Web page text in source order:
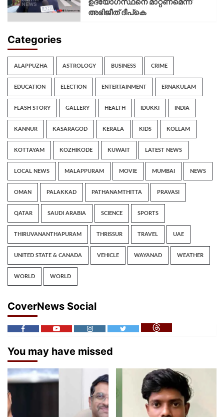
അഭിജീത് ദീപ്‌കെ
Categories
ALAPPUZHA ASTROLOGY BUSINESS CRIME
EDUCATION ELECTION ENTERTAINMENT ERNAKULAM
FLASH STORY GALLERY HEALTH IDUKKI INDIA
KANNUR KASARAGOD KERALA KIDS KOLLAM
KOTTAYAM KOZHIKODE KUWAIT LATEST NEWS
LOCAL NEWS MALAPPURAM MOVIE MUMBAI NEWS
OMAN PALAKKAD PATHANAMTHITTA PRAVASI
QATAR SAUDI ARABIA SCIENCE SPORTS
THIRUVANANTHAPURAM THRISSUR TRAVEL UAE
UNITED STATE & CANADA VEHICLE WAYANAD WEATHER
WORLD WORLD
CoverNews Social
You may have missed